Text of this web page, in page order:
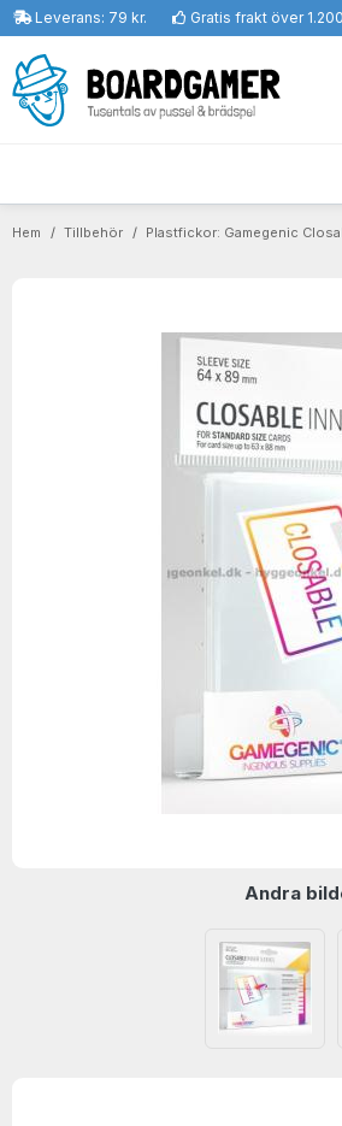
Leverans: 79 kr. Gratis frakt över
Hem Tillbehör Plastfickor: Gamegenic
Andra